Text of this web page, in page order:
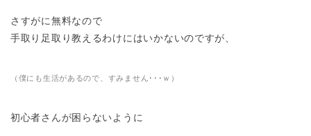
さすがに無料なので
手取り足取り教えるわけにはいかないのですが、
（僕にも生活があるので、すみません･･･ｗ）
初心者さんが困らないように